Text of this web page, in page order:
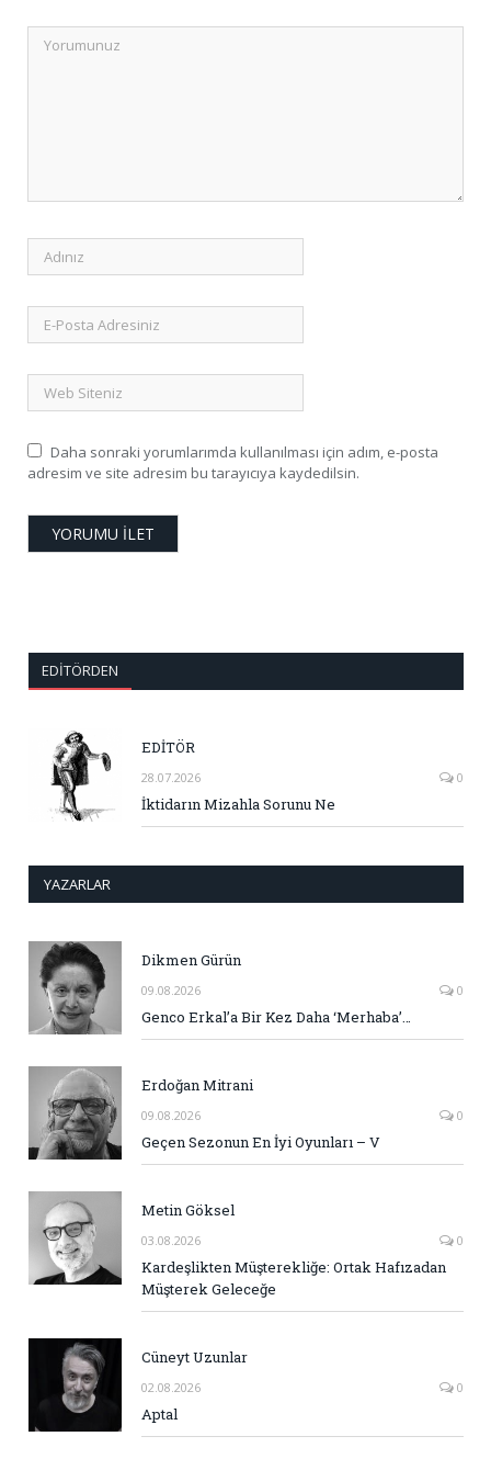
Daha sonraki yorumlarımda kullanılması için adım, e-posta
adresim ve site adresim bu tarayıcıya kaydedilsin.
EDITÖRDEN
EDİTÖR
28.07.2026 0
İktidarın Mizahla Sorunu Ne
YAZARLAR
Dikmen Gürün
09.08.2026 0
Genco Erkal’a Bir Kez Daha ‘Merhaba’…
Erdoğan Mitrani
09.08.2026 0
Geçen Sezonun En İyi Oyunları – V
Metin Göksel
03.08.2026 0
Kardeşlikten Müşterekliğe: Ortak Hafızadan
Müşterek Geleceğe
Cüneyt Uzunlar
02.08.2026 0
Aptal